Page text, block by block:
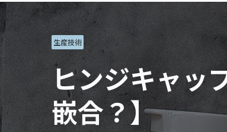
生産技術
ヒンジキャッ
嵌合？】